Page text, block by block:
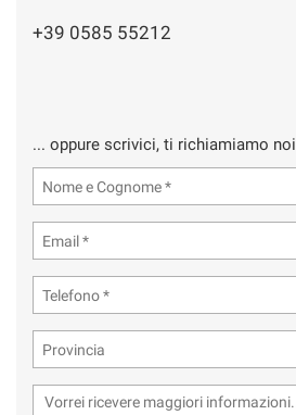
+39 0585 55212
... oppure scrivici, ti richiamiamo noi